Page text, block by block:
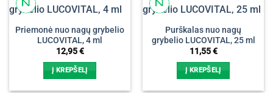
Priemonė nuo nagų grybelio
LUCOVITAL, 4 ml
12,95€
Į KREPŠELĮ
Purškalas nuo nagų
grybelio LUCOVITAL, 25 ml
11,55€
Į KREPŠELĮ